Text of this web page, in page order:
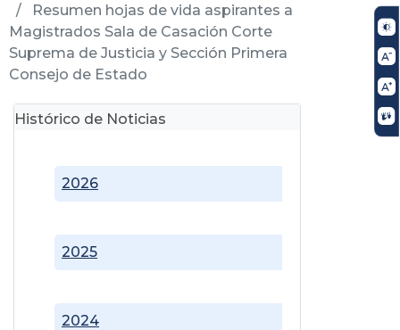
Resumen hojas de vida aspirantes a
Magistrados Sala de Casación Corte
Suprema de Justicia y Sección Primera
Consejo de Estado
Histórico de Noticias
2024
2025
2026